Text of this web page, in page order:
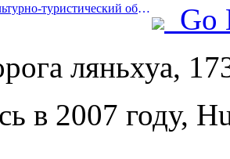
Prev:Новый культурно-туристический объект в центре Пекина, парк «Пиннакл», официально откроется в этом году.
Go
ляньхуа,
в 2007 году,